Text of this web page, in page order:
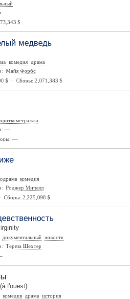
$
медведь
комедия драма
Майя Форбс
$ · Сборы: 2,071,383 $
—
—
комедия
Роджер Мичелл
Сборы: 2,225,098 $
документальный новости
Тереза Шехтер
l'ouest)
комедия драма история